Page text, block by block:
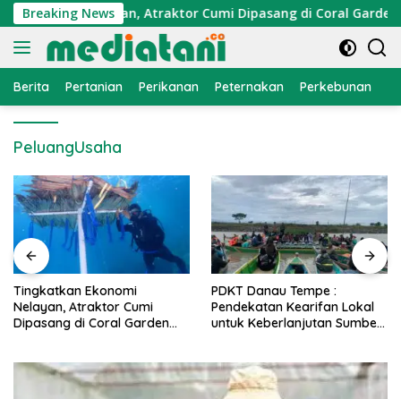
Langsung
ke
konten
Breaking News
Nelayan, Atraktor Cumi Dipasang di Coral Garden
Berita Pertanian Perikanan Peternakan Perkebunan
PeluangUsaha
PDKT Danau Tempe :
Pendekatan Kearifan Lokal
untuk Keberlanjutan Sumber
Cara Mengatasi Penyakit
PMK pada Sapi Perah
Alami dan Medis